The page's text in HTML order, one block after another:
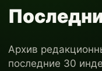
Архив
последние 30